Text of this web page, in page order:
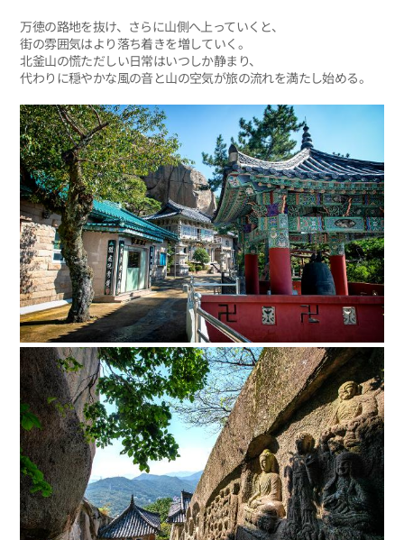
万徳の路地を抜け、さらに山側へ上っていくと、
街の雰囲気はより落ち着きを増していく。
北釜山の慌ただしい日常はいつしか静まり、
代わりに穏やかな風の音と山の空気が旅の流れを満たし始める。